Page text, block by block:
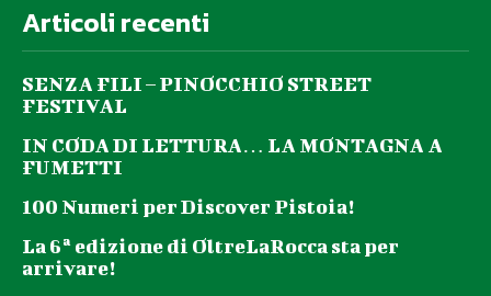
Articoli recenti
SENZA FILI – PINOCCHIO STREET
FESTIVAL
IN CODA DI LETTURA… LA MONTAGNA A
FUMETTI
100 Numeri per Discover Pistoia!
La 6ª edizione di OltreLaRocca sta per
arrivare!